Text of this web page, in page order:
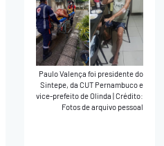
Paulo Valença foi presidente do
Sintepe, da CUT Pernambuco e
vice-prefeito de Olinda Crédito:
Fotos de arquivo pessoal